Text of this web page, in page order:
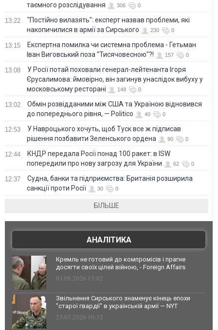
таємного розслідування 306 0
13:22
"Постійно вилазять": експерт назвав проблеми, які
накопичилися в армії за Сирського
230 0
13:15
Eкспертна помилка чи системна проблема - Гетьман
Іван Виговський поза "Тисячовесною"?!
157 0
13:08
У Росії потай поховали генерал-лейтенанта Ігоря
Єрусалимова: ймовірно, він загинув унаслідок вибуху у
московському ресторані
148 0
13:02
Обмін розвідданими між США та Україною відновився
до попереднього рівня, — Politico
40 0
12:53
У Навроцького хочуть, щоб Туск все ж підписав
рішення позбавити Зеленського ордена
90 0
12:44
КНДР передала Росії понад 100 ракет: в ISW
попередили про нову загрозу для України
62 0
12:37
Судна, банки та підприємства: Британія розширила
санкції проти Росії
30 0
БІЛЬШЕ
АНАЛІТИКА
Кремль не готовий до компромісів і прагне
досягти своїх цілей війною, - Foreign Affairs
03.08.2026 13:02
Звільнення Сирського знаменує кінець епохи
"старої гвардії" в українській армії — NYT
23.07.2026 10:32